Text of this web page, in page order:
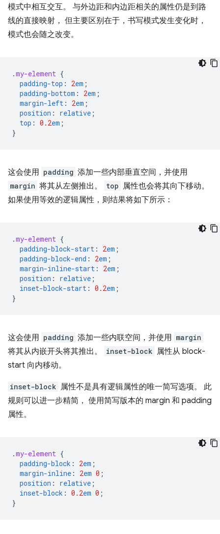
模式中相互交互。 与外边距和内边距相关的属性仍是到路
线的直接映射， 但主要区别在于，书写模式发生变化时，
模式也会随之改变。
.my-element {
padding-top : 2em ;
padding-bottom : 2em ;
margin-left : 2em ;
position : relative ;
top : 0.2em ;
}
这会使用 padding 添加一些内部垂直空间，并使用
margin 将其从左侧推出。 top 属性也会将其向下移动。
如果使用等效的逻辑属性，则结果将如下所示：
.my-element {
padding-block-start : 2em ;
padding-block-end : 2em ;
margin-inline-start : 2em ;
position : relative ;
inset-block-start : 0.2em ;
}
这会使用 padding 添加一些内联空间，并使用 margin
将其从内嵌开头将其推出。 inset-block 属性从 block-
start 向内移动。
inset-block 属性不是具有逻辑属性的唯一简写选项。 此
规则可以进一步精简， 使用简写版本的 margin 和 padding
属性。
.my-element {
padding-block : 2em ;
margin-inline : 2em 0 ;
position : relative ;
inset-block : 0.2em 0 ;
}